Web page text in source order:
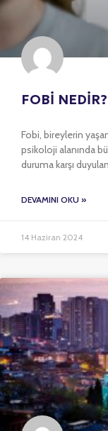
FOBİ NEDİR?
Fobi, bireylerin
psikoloji alanında
duruma karşı
DEVAMINI OKU »
14 Haziran 2024